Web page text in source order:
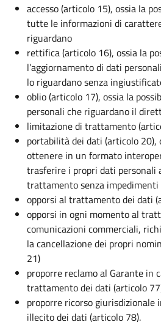
accesso (articolo 15), ossia la
tutte le informazioni di
riguardano
rettifica (articolo 16), ossia la
l’aggiornamento di dati
lo riguardano senza
oblio (articolo 17), ossia la
personali che riguardano il
limitazione di trattamento
portabilità dei dati (articolo 20),
ottenere in un formato
trasferire i propri dati personali
trattamento senza impedimenti
opporsi al trattamento dei dati
opporsi in ogni momento al
comunicazioni commerciali,
la cancellazione dei propri
21)
proporre reclamo al Garante in
trattamento dei dati (articolo
proporre ricorso
illecito dei dati (articolo 78).